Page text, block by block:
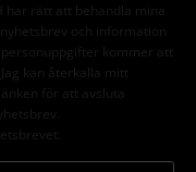
har rätt att behandla mina
och information
kommer att
. Jag kan återkalla mitt
för att avsluta